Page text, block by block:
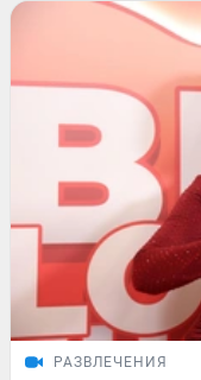
РАЗВЛЕЧЕНИЯ